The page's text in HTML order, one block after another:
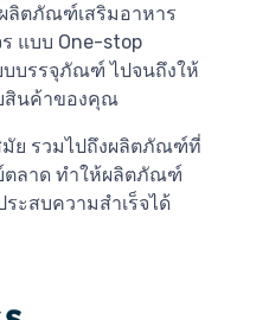
ลิตภัณฑ์เสริมอาหาร
แบบ One-stop
บบรรจุภัณฑ์ ไปจนถึงให้
สินค้าของคุณ
ย รวมไปถึงผลิตภัณฑ์ที่
ตลาด ทำให้ผลิตภัณฑ์
ะสบความสำเร็จได้